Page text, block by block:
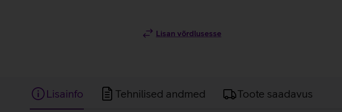
Lisan võrdlusesse
Lisainfo Tehnilised andmed Toote saadavus